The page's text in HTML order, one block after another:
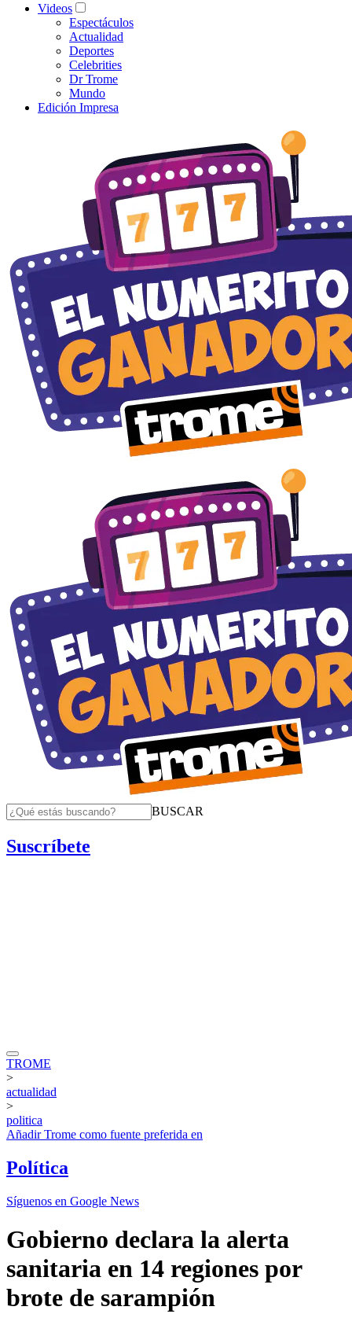
Videos
Espectáculos
Actualidad
Deportes
Celebrities
Dr Trome
Mundo
Edición Impresa
BUSCAR
Suscríbete
TROME
>
actualidad
>
politica
AñadirTrome como fuente preferida en
Política
Síguenos en Google News
Gobierno declara la alerta
sanitaria en 14 regiones por
brote de sarampión